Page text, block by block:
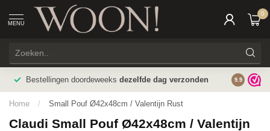
MENU
0
Bestellingen doordeweeks dezelfde dag verzonden 9.9
Home / Small Pouf Ø42x48cm / Valentijn Rust
Claudi Small Pouf Ø42x48cm / Valentijn